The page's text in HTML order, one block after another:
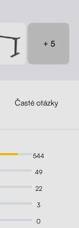
+ 5
Časté otázky
544
49
22
3
0